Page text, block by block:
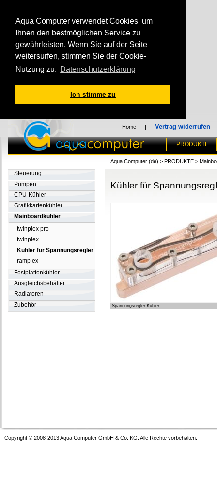
Aqua Computer verwendet Cookies, um
Ihnen den bestmöglichen Service zu
gewährleisten. Wenn Sie auf der Seite
weitersurfen, stimmen Sie der Cookie-
Nutzung zu. Datenschutzerklärung
Ich stimme zu
Home | Vertrag widerrufen
PRODUKTE
Steuerung
Pumpen
CPU-Kühler
Grafikkartenkühler
Mainboardkühler
twinplex pro
twinplex
Kühler für Spannungsregler
ramplex
Festplattenkühler
Ausgleichsbehälter
Radiatoren
Zubehör
Aqua Computer (de) > PRODUKTE >
Kühler für
Spannungsregler-Kühler
Copyright © 2008-2013 Aqua Computer GmbH & Co. KG. Alle Rechte vorbehalten.